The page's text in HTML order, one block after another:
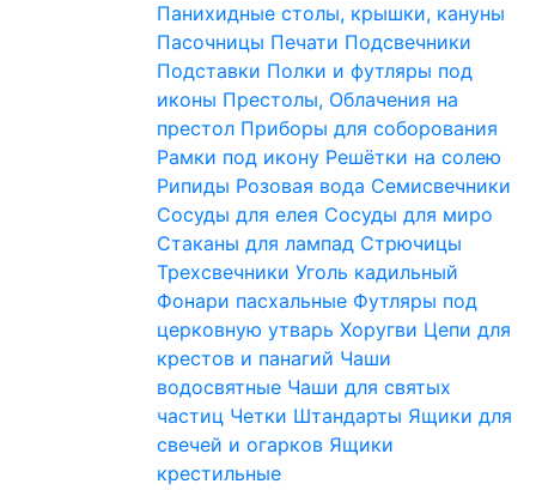
Панихидные столы, крышки, кануны
Пасочницы Печати Подсвечники
Подставки Полки и футляры под
иконы Престолы, Облачения на
престол Приборы для соборования
Рамки под икону Решётки на солею
Рипиды Розовая вода Семисвечники
Сосуды для елея Сосуды для миро
Стаканы для лампад Стрючицы
Трехсвечники Уголь кадильный
Фонари пасхальные Футляры под
церковную утварь Хоругви Цепи для
крестов и панагий Чаши
водосвятные Чаши для святых
частиц Четки Штандарты Ящики для
свечей и огарков Ящики
крестильные